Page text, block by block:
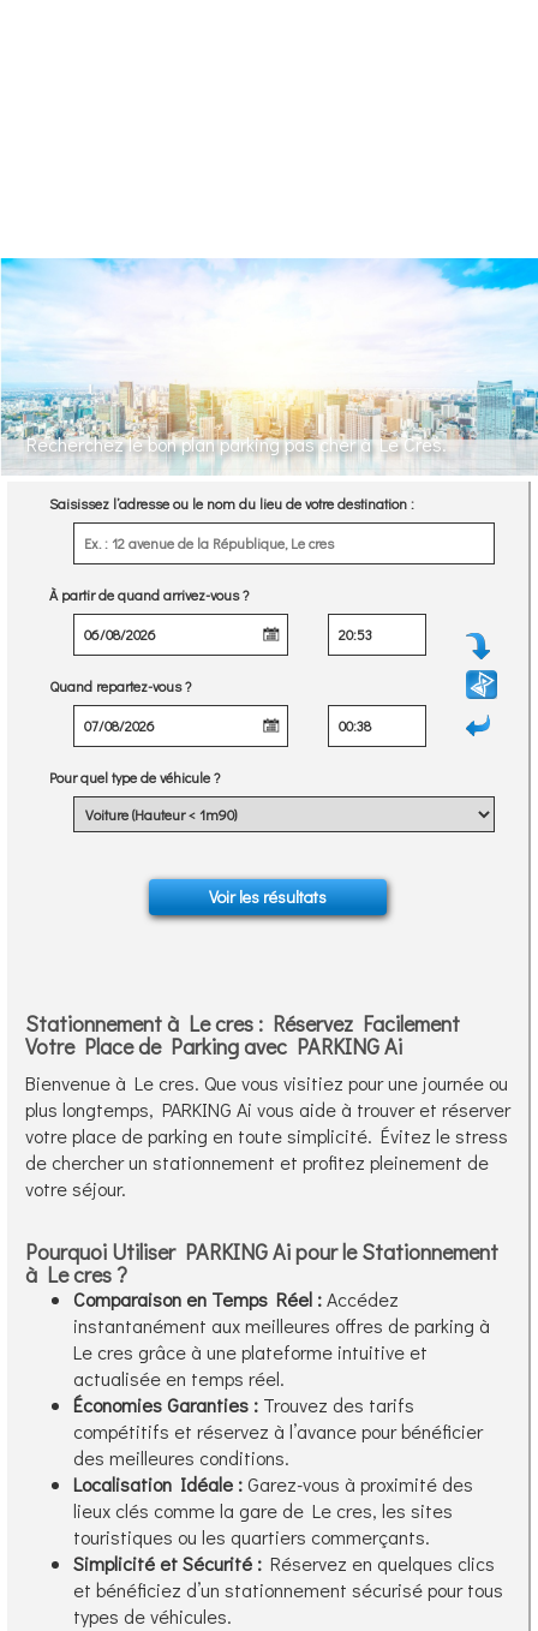
Recherchez le bon plan parking pas cher à Le Cres.
Saisissez l’adresse ou le nom du lieu de votre destination :
À partir de quand arrivez-vous ?
Quand repartez-vous ?
Pour quel type de véhicule ?
Stationnement à Le cres : Réservez Facilement
Votre Place de Parking avec PARKING Ai
Bienvenue à Le cres. Que vous visitiez pour une journée ou
plus longtemps, PARKING Ai vous aide à trouver et réserver
votre place de parking en toute simplicité. Évitez le stress
de chercher un stationnement et profitez pleinement de
votre séjour.
Pourquoi Utiliser PARKING Ai pour le Stationnement
à Le cres ?
Comparaison en Temps Réel :Accédez
instantanément aux meilleures offres de parking à
Le cres grâce à une plateforme intuitive et
actualisée en temps réel.
Économies Garanties : Trouvez des tarifs
compétitifs et réservez à l’avance pour bénéficier
des meilleures conditions.
Localisation Idéale :Garez-vous à proximité des
lieux clés comme la gare de Le cres, les sites
touristiques ou les quartiers commerçants.
Simplicité et Sécurité : Réservez en quelques clics
et bénéficiez d’un stationnement sécurisé pour tous
types de véhicules.